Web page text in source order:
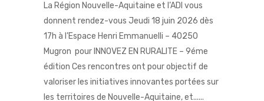
La Région Nouvelle-Aquitaine et l’ADI vous
donnent rendez-vous Jeudi 18 juin 2026 dès
17h à l’Espace Henri Emmanuelli – 40250
Mugron pour INNOVEZ EN RURALITE – 9éme
édition Ces rencontres ont pour objectif de
valoriser les initiatives innovantes portées sur
les territoires de Nouvelle-Aquitaine, et......